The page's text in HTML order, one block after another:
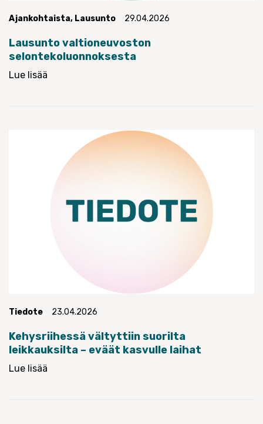
Ajankohtaista, Lausunto 29.04.2026
Lausunto valtioneuvoston
selontekoluonnoksesta
Lue lisää
Tiedote 23.04.2026
Kehysriihessä vältyttiin suorilta
leikkauksilta – eväät kasvulle laihat
Lue lisää